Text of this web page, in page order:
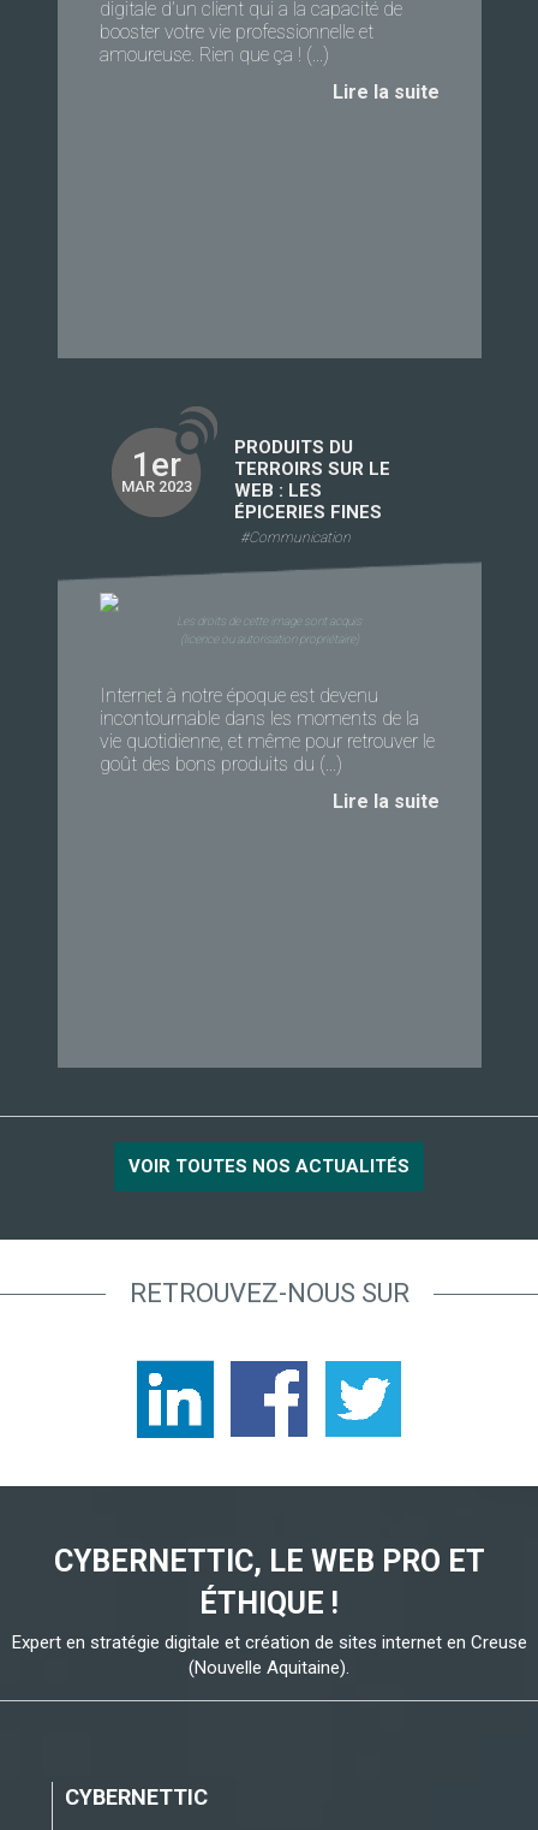
digitale d’un client qui a la capacité de
booster votre vie professionnelle et
amoureuse. Rien que ça ! (...)
Lire la suite
1er
MAR 2023
PRODUITS DU
TERROIRS SUR LE
WEB : LES
ÉPICERIES FINES
#Communication
Les droits de cette image sont acquis
(licence ou autorisation propriétaire)
Internet à notre époque est devenu
incontournable dans les moments de la
vie quotidienne, et même pour retrouver le
goût des bons produits du (...)
Lire la suite
VOIR TOUTES NOS ACTUALITÉS
RETROUVEZ-NOUS SUR
CYBERNETTIC, LE WEB PRO ET
ÉTHIQUE !
Expert en stratégie digitale et création de sites internet en Creuse
(Nouvelle Aquitaine).
CYBERNETTIC